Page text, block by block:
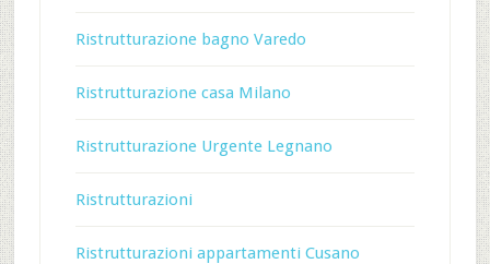
Ristrutturazione bagno Varedo
Ristrutturazione casa Milano
Ristrutturazione Urgente Legnano
Ristrutturazioni
Ristrutturazioni appartamenti Cusano